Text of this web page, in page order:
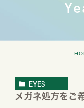
EYES
メガネ処方をご